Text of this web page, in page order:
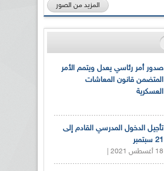
المزيد من الصور
صدور أمر رئاسي يعدل ويتمم الأمر
المتضمن قانون المعاشات
العسكرية
تأجيل الدخول المدرسي القادم إلى
21 سبتمبر
18 أغسطس 2021 |